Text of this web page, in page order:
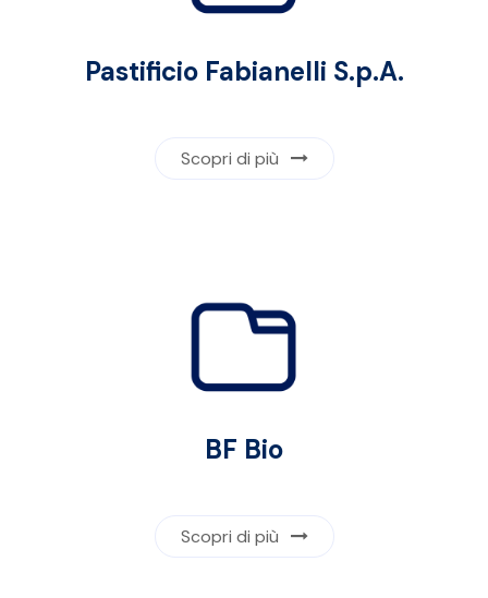
Pastificio Fabianelli S.p.A.
Scopri di più
BF Bio
Scopri di più